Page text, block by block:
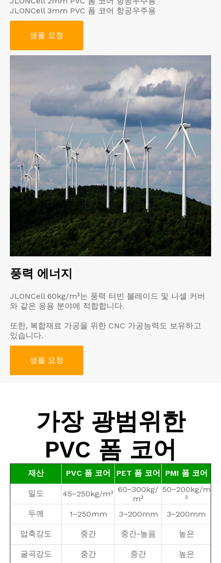
JLONCell 3mm PVC 폼 코어 항공우주용
샘플 요청
풍력 에너지
JLONCell 60kg/m³는 풍력 터빈 블레이드 및 나셀 커버
와 같은 응용 분야에 적합합니다.
또한, 복합재료 가공을 위한 CNC 가공능력도 보유하고
있습니다.
샘플 요청
가장 광범위한
PVC 폼 코어
재산 PVC 폼 코어 PET 폼 코어 PMI 폼 코어
밀도 45~250kg/m³ 60~300kg/
m³
50~200kg/m
³
두께
1~250mm 3~200mm 3~200mm
압축강도 중간 중간-높음 높은
굴곡강도 중간 중간 높은